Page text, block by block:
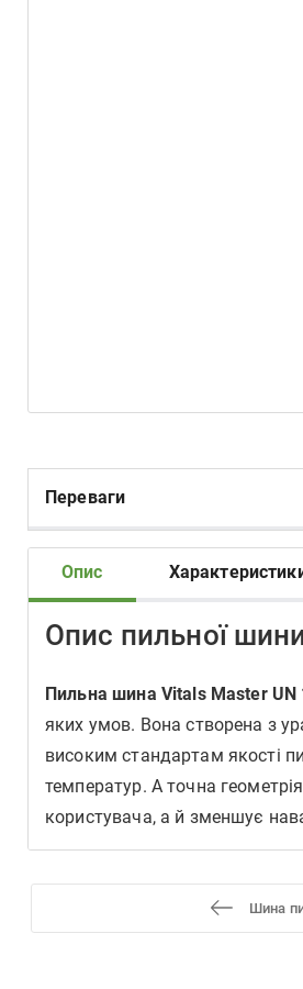
Переваги
Опис
Опис пильної
Пильна шина Vitals Master
яких умов. Вона створена з
високим стандартам якості
температур. А точна
користувача, а й зменшує
Шина